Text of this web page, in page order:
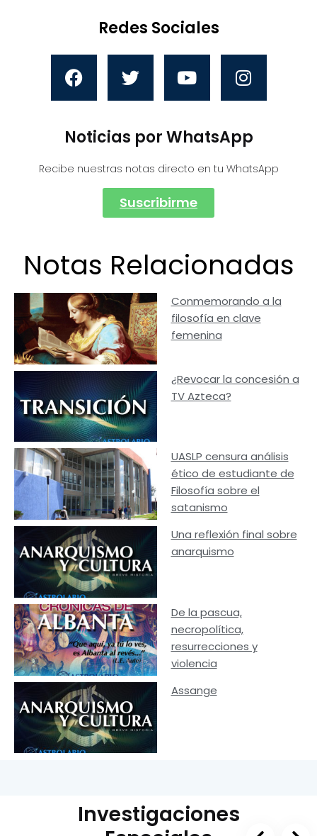
Redes Sociales
Noticias por WhatsApp
Recibe nuestras notas directo en tu WhatsApp
Suscribirme
Notas Relacionadas
Conmemorando a la
filosofía en clave
femenina
¿Revocar la concesión a
TV Azteca?
UASLP censura análisis
ético de estudiante de
Filosofía sobre el
satanismo
Una reflexión final sobre
anarquismo
De la pascua,
necropolítica,
resurrecciones y
violencia
Assange
Investigaciones